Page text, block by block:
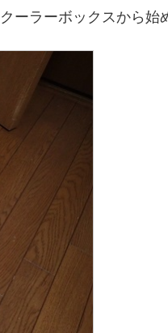
ーラーボックスから始